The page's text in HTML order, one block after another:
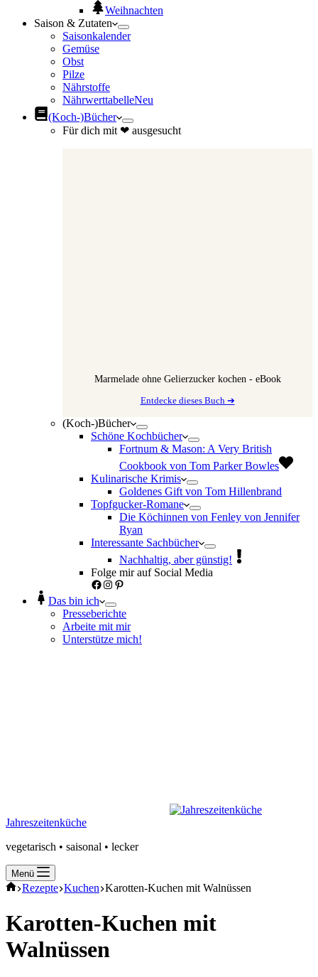
Weihnachten
Saison & Zutaten
Saisonkalender
Gemüse
Obst
Pilze
Nährstoffe
NährwerttabelleNeu
(Koch-)Bücher
Für dich mit ❤ ausgesucht
Marmelade ohne Gelierzucker kochen - eBook
Entdecke dieses Buch ➔
(Koch-)Bücher
Schöne Kochbücher
Fortnum & Mason: A Very British
Cookbook von Tom Parker Bowles
Kulinarische Krimis
Goldenes Gift von Tom Hillenbrand
Topfgucker-Romane
Die Köchinnen von Fenley von Jennifer
Ryan
Interessante Sachbücher
Nachhaltig, aber günstig!
Folge mir auf Social Media
Facebook
Instagram
Pinterest
Das bin ich
Presseberichte
Arbeite mit mir
Unterstütze mich!
Jahreszeitenküche
vegetarisch • saisonal • lecker
Menü
Start
Rezepte Kuchen Karotten-Kuchen mit Walnüssen
Karotten-Kuchen mit
Walnüssen